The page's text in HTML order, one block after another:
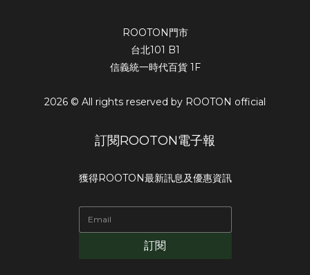
ROOTON門市
台北101 B1
信義統一時代百貨 1F
2026 © All rights reserved by ROOTON official
訂閱ROOTON電子報
獲得ROOTON最新訊息及優惠資訊
訂閱